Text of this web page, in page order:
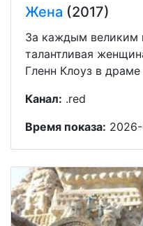
Жена (2017)
За каждым великим
талантливая
Гленн Клоуз в
Канал: .red
Время показа: